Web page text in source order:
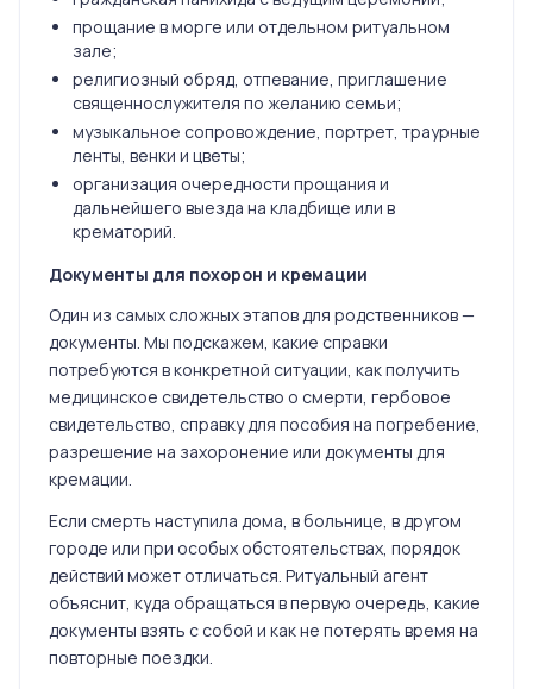
прощание в морге или отдельном ритуальном
зале;
религиозный обряд, отпевание, приглашение
священнослужителя по желанию семьи;
музыкальное сопровождение, портрет, траурные
ленты, венки и цветы;
организация очередности прощания и
дальнейшего выезда на кладбище или в
крематорий.
Документы для похорон и кремации
Один из самых сложных этапов для родственников —
документы. Мы подскажем, какие справки
потребуются в конкретной ситуации, как получить
медицинское свидетельство о смерти, гербовое
свидетельство, справку для пособия на погребение,
разрешение на захоронение или документы для
кремации.
Если смерть наступила дома, в больнице, в другом
городе или при особых обстоятельствах, порядок
действий может отличаться. Ритуальный агент
объяснит, куда обращаться в первую очередь, какие
документы взять с собой и как не потерять время на
повторные поездки.